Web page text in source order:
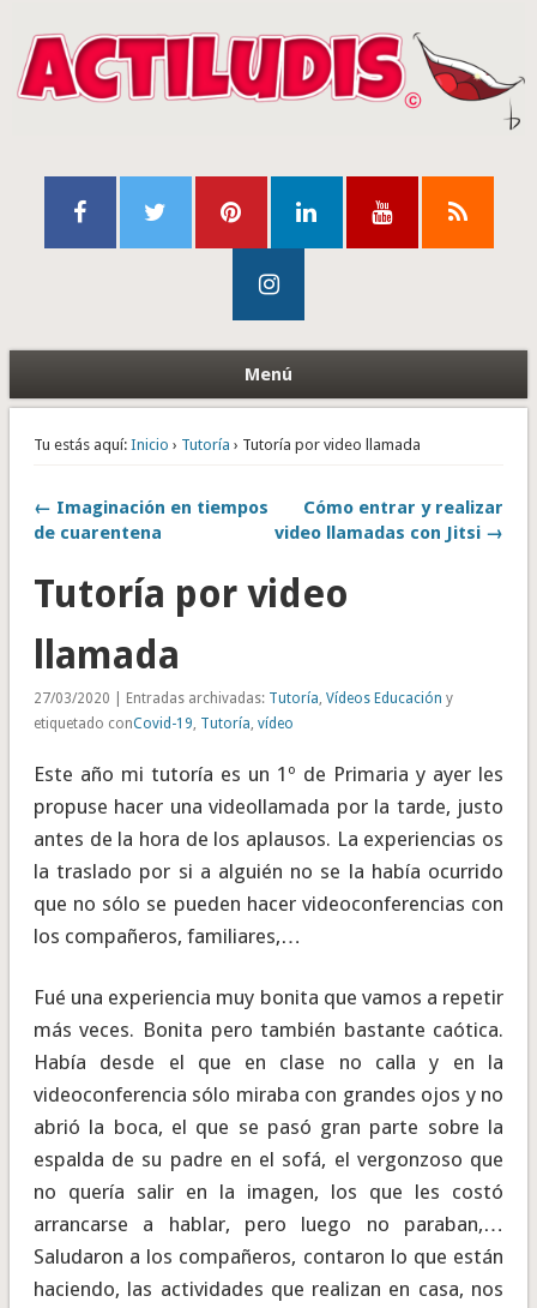
Menú
Tu estás aquí: Inicio › Tutoría › Tutoría por video llamada
← Imaginación en tiempos
de cuarentena
Cómo entrar y realizar
video llamadas con Jitsi →
Tutoría por video
llamada
27/03/2020 | Entradas archivadas: Tutoría, Vídeos Educación y
etiquetado conCovid-19, Tutoría, vídeo
Este año mi tutoría es un 1º de Primaria y ayer les
propuse hacer una videollamada por la tarde, justo
antes de la hora de los aplausos. La experiencias os
la traslado por si a alguién no se la había ocurrido
que no sólo se pueden hacer videoconferencias con
los compañeros, familiares,…
Fué una experiencia muy bonita que vamos a repetir
más veces. Bonita pero también bastante caótica.
Había desde el que en clase no calla y en la
videoconferencia sólo miraba con grandes ojos y no
abrió la boca, el que se pasó gran parte sobre la
espalda de su padre en el sofá, el vergonzoso que
no quería salir en la imagen, los que les costó
arrancarse a hablar, pero luego no paraban,…
Saludaron a los compañeros, contaron lo que están
haciendo, las actividades que realizan en casa, nos